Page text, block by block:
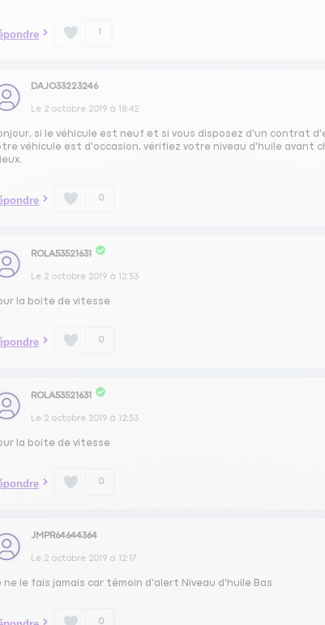
1
DAJO33223246
Le 2 octobre 2019 à 18:42
si le véhicule est neuf et si vous disposez d'un contrat
véhicule est d'occasion, vérifiez votre niveau d'huile
0
ROLA53521631
Le 2 octobre 2019 à 12:53
la boite de vitesse
0
ROLA53521631
Le 2 octobre 2019 à 12:53
la boite de vitesse
0
JMPR64644364
Le 2 octobre 2019 à 12:17
ne le fais jamais car témoin d'alert Niveau d'huile Bas
0